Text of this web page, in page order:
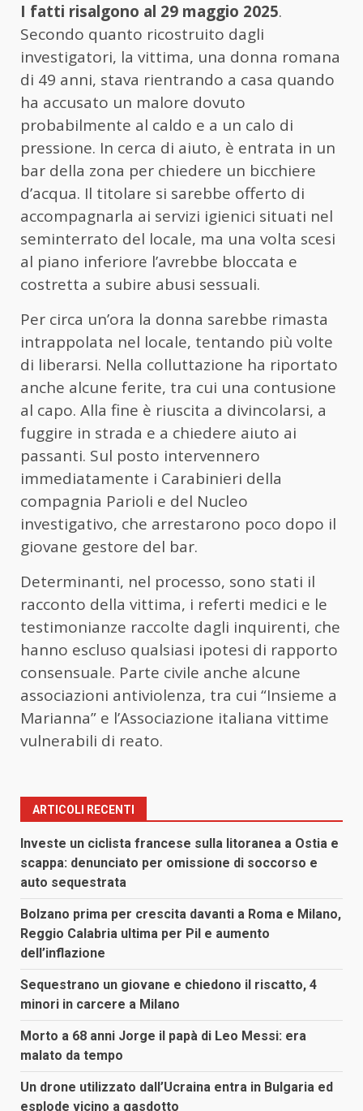
I fatti risalgono al 29 maggio 2025.
Secondo quanto ricostruito dagli
investigatori, la vittima, una donna romana
di 49 anni, stava rientrando a casa quando
ha accusato un malore dovuto
probabilmente al caldo e a un calo di
pressione. In cerca di aiuto, è entrata in un
bar della zona per chiedere un bicchiere
d’acqua. Il titolare si sarebbe offerto di
accompagnarla ai servizi igienici situati nel
seminterrato del locale, ma una volta scesi
al piano inferiore l’avrebbe bloccata e
costretta a subire abusi sessuali.
Per circa un’ora la donna sarebbe rimasta
intrappolata nel locale, tentando più volte
di liberarsi. Nella colluttazione ha riportato
anche alcune ferite, tra cui una contusione
al capo. Alla fine è riuscita a divincolarsi, a
fuggire in strada e a chiedere aiuto ai
passanti. Sul posto intervennero
immediatamente i Carabinieri della
compagnia Parioli e del Nucleo
investigativo, che arrestarono poco dopo il
giovane gestore del bar.
Determinanti, nel processo, sono stati il
racconto della vittima, i referti medici e le
testimonianze raccolte dagli inquirenti, che
hanno escluso qualsiasi ipotesi di rapporto
consensuale. Parte civile anche alcune
associazioni antiviolenza, tra cui “Insieme a
Marianna” e l’Associazione italiana vittime
vulnerabili di reato.
ARTICOLI RECENTI
Investe un ciclista francese sulla litoranea a Ostia e
scappa: denunciato per omissione di soccorso e
auto sequestrata
Bolzano prima per crescita davanti a Roma e Milano,
Reggio Calabria ultima per Pil e aumento
dell’inflazione
Sequestrano un giovane e chiedono il riscatto, 4
minori in carcere a Milano
Morto a 68 anni Jorge il papà di Leo Messi: era
malato da tempo
Un drone utilizzato dall’Ucraina entra in Bulgaria ed
esplode vicino a gasdotto